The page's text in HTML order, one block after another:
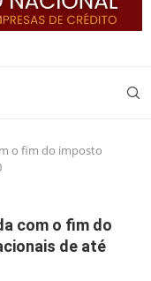
o fim do imposto
com o fim do
de até